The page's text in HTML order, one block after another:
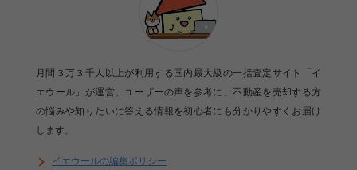
月間３万３千人以上が利用する国内最大級の一括査定サイト「イ
エウール」が運営。ユーザーの声を参考に、不動産を売却する方
の悩みや知りたいに答える情報を初心者にも分かりやすくお届け
します。
イエウールの編集ポリシー